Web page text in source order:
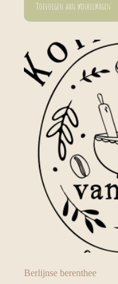
Toevoegen aan winkelwagen
Berlijnse berenthee